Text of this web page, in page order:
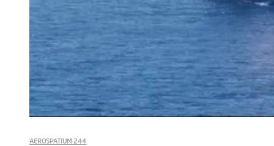
AEROSPATIUM 244